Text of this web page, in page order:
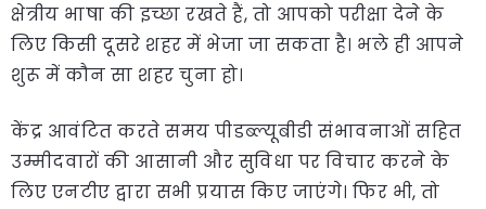
क्षेत्रीय भाषा की इच्छा रखते हैं, तो आपको परीक्षा देने के
लिए किसी दूसरे शहर में भेजा जा सकता है। भले ही आपने
शुरू में कौन सा शहर चुना हो।
केंद्र आवंटित करते समय पीडब्ल्यूबीडी संभावनाओं सहित
उम्मीदवारों की आसानी और सुविधा पर विचार करने के
लिए एनटीए द्वारा सभी प्रयास किए जाएंगे। फिर भी, तो